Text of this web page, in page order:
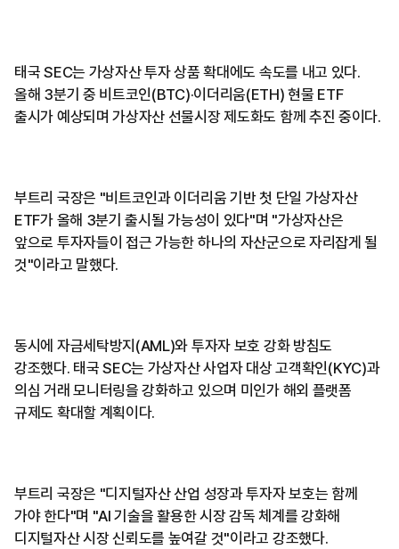
태국 SEC는 가상자산 투자 상품 확대에도 속도를 내고 있다.
올해 3분기 중 비트코인(BTC)·이더리움(ETH) 현물 ETF
출시가 예상되며 가상자산 선물시장 제도화도 함께 추진 중이다.
부트리 국장은 "비트코인과 이더리움 기반 첫 단일 가상자산
ETF가 올해 3분기 출시될 가능성이 있다"며 "가상자산은
앞으로 투자자들이 접근 가능한 하나의 자산군으로 자리잡게 될
것"이라고 말했다.
동시에 자금세탁방지(AML)와 투자자 보호 강화 방침도
강조했다. 태국 SEC는 가상자산 사업자 대상 고객확인(KYC)과
의심 거래 모니터링을 강화하고 있으며 미인가 해외 플랫폼
규제도 확대할 계획이다.
부트리 국장은 "디지털자산 산업 성장과 투자자 보호는 함께
가야 한다"며 "AI 기술을 활용한 시장 감독 체계를 강화해
디지털자산 시장 신뢰도를 높여갈 것"이라고 강조했다.